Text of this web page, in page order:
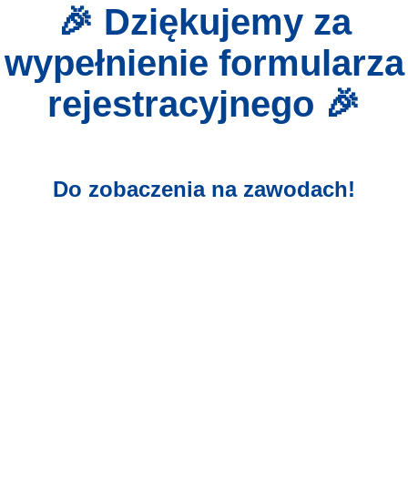
🎉 Dziękujemy za
wypełnienie formularza
rejestracyjnego 🎉
Do zobaczenia na zawodach!